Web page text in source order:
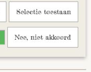
Selectie toestaan
Nee, niet akkoord